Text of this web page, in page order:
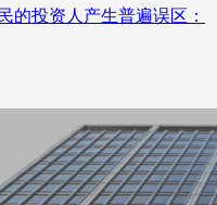
的投资人产生普遍误区：